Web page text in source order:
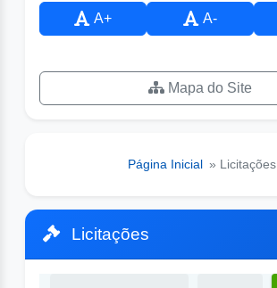
A+ A-
Mapa do Site
Página Inicial » Licitações
Licitações